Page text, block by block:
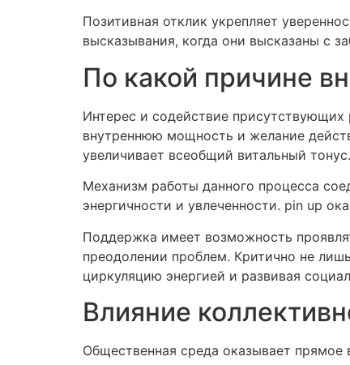
Позитивная отклик укрепляет
высказывания, когда они высказаны с
По какой причине
Интерес и содействие
внутреннюю мощность и желание
увеличивает всеобщий витальный тонус.
Механизм работы данного процесса
энергичности и увлеченности. pin up
Поддержка имеет возможность
преодолении проблем. Критично не
циркуляцию энергией и развивая
Влияние
Общественная среда оказывает прямое